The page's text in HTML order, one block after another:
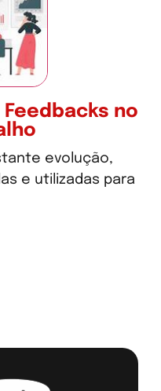
no
evolução,
e utilizadas para